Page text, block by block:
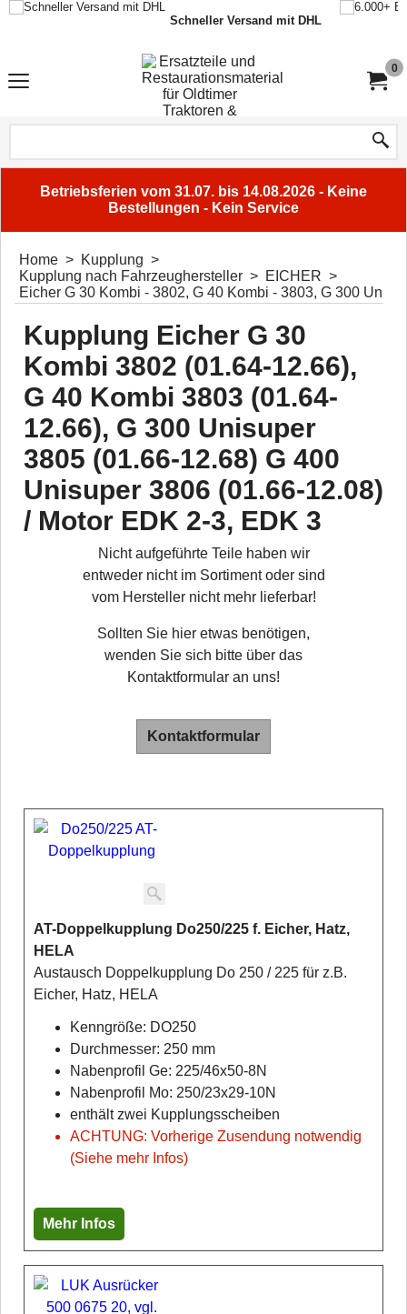
Schneller Versand mit DHL
0
Betriebsferien vom 31.07. bis 14.08.2026 - Keine
Bestellungen - Kein Service
Home > Kupplung >
Kupplung nach Fahrzeughersteller > EICHER >
Eicher G 30 Kombi - 3802, G 40 Kombi - 3803, G 300
Kupplung Eicher G 30
Kombi 3802 (01.64-12.66),
G 40 Kombi 3803 (01.64-
12.66), G 300 Unisuper
3805 (01.66-12.68) G 400
Unisuper 3806 (01.66-12.08)
/ Motor EDK 2-3, EDK 3
Nicht aufgeführte Teile haben wir
entweder nicht im Sortiment oder sind
vom Hersteller nicht mehr lieferbar!
Sollten Sie hier etwas benötigen,
wenden Sie sich bitte über das
Kontaktformular an uns!
Kontaktformular
AT-Doppelkupplung Do250/225 f. Eicher, Hatz,
HELA
Austausch Doppelkupplung Do 250 / 225 für z.B.
Eicher, Hatz, HELA
Kenngröße: DO250
Durchmesser: 250 mm
Nabenprofil Ge: 225/46x50-8N
Nabenprofil Mo: 250/23x29-10N
enthält zwei Kupplungsscheiben
ACHTUNG: Vorherige Zusendung notwendig
(Siehe mehr Infos)
Mehr Infos